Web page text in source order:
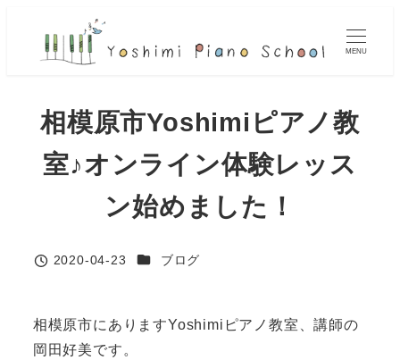
MENU
相模原市Yoshimiピアノ教
室♪オンライン体験レッス
ン始めました！
投稿日
2020-04-23 カテゴリー
ブログ
相模原市にありますYoshimiピアノ教室、講師の
岡田好美です。